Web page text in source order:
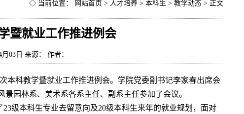
◇ 当前位置： 网站首页 > 人才培养 > 本科生 > 教学动态 > 正文
暨就业工作推进例会
03日 来源： 作者：
本科教学暨就业工作推进例会。学院党委副书记李家春出席会
园林系、美术系各系主任、副系主任参加了会议。
级本科生专业去留意向及20级本科生来年的就业规划，面对